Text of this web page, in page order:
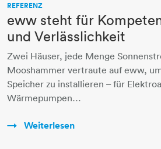
REFERENZ
eww steht für
und Verlässlichkeit
Zwei Häuser, jede Menge
Mooshammer vertraute auf eww,
Speicher zu installieren – für
Wärmepumpen…
Weiterlesen